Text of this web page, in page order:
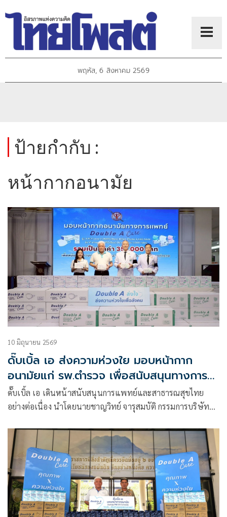
พฤหัส, 6 สิงหาคม 2569
ป้ายกำกับ :
หน้ากากอนามัย
10 มิถุนายน 2569
ดั๊บเบิ้ล เอ ส่งความห่วงใย มอบหน้ากาก
อนามัยแก่ รพ.ตำรวจ เพื่อสนับสนุนทางการ
แพทย์
ดั๊บเบิ้ล เอ เดินหน้าสนับสนุนการแพทย์และสาธารณสุขไทย
อย่างต่อเนื่อง นำโดยนายชาญวิทย์ จารุสมบัติ กรรมการบริษัท
องค์กร บริษัท ดั๊บเบิ้ล เอ (1991) จำกัด (มหาชน) เป็นผู้แทนมอบ
หน้ากากอนามัยทางการแพทย์ “Double A Care” รวมมูลค่าทั้ง
สิ้น